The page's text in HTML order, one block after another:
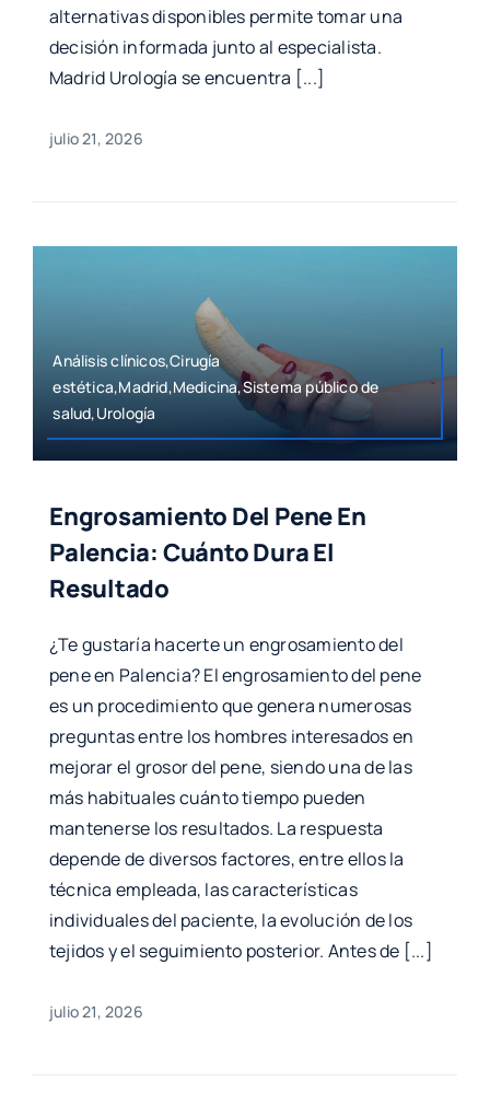
alternativas disponibles permite tomar una
decisión informada junto al especialista.
Madrid Urología se encuentra [...]
julio 21, 2026
Análisis clínicos,Cirugía
estética,Madrid,Medicina,Sistema público de
salud,Urología
Engrosamiento Del Pene En
Palencia: Cuánto Dura El
Resultado
¿Te gustaría hacerte un engrosamiento del
pene en Palencia? El engrosamiento del pene
es un procedimiento que genera numerosas
preguntas entre los hombres interesados en
mejorar el grosor del pene, siendo una de las
más habituales cuánto tiempo pueden
mantenerse los resultados. La respuesta
depende de diversos factores, entre ellos la
técnica empleada, las características
individuales del paciente, la evolución de los
tejidos y el seguimiento posterior. Antes de [...]
julio 21, 2026